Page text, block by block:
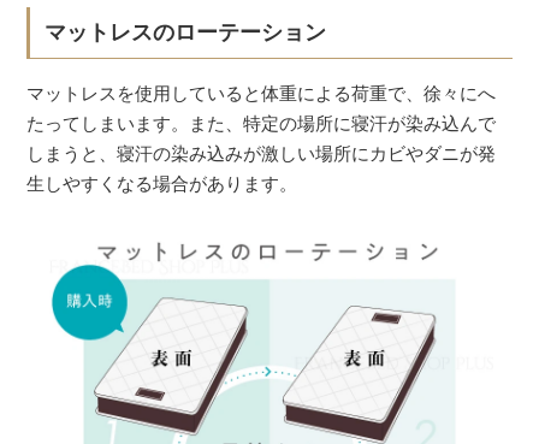
マットレスのローテーション
マットレスを使用していると体重による荷重で、徐々にへ
たってしまいます。また、特定の場所に寝汗が染み込んで
しまうと、寝汗の染み込みが激しい場所にカビやダニが発
生しやすくなる場合があります。